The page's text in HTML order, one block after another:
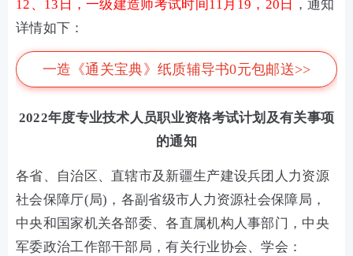
12、13日，一级建造师考试时间11月19，20日
，通知
详情如下：
一造《通关宝典》纸质辅导书0元包邮送>>
2022年度专业技术人员职业资格考试计划及有关事项
的通知
各省、自治区、直辖市及新疆生产建设兵团人力资源
社会保障厅(局)，各副省级市人力资源社会保障局，
中央和国家机关各部委、各直属机构人事部门，中央
军委政治工作部干部局，有关行业协会、学会：